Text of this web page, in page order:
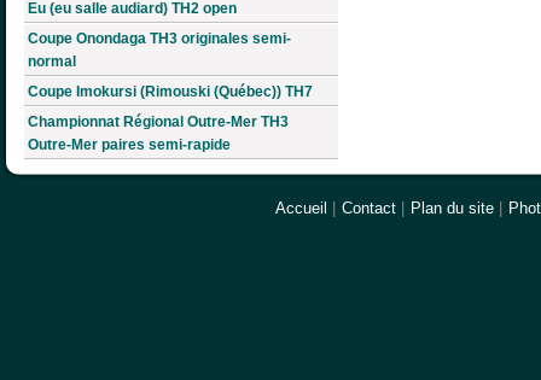
Eu (eu salle audiard) TH2 open
Coupe Onondaga TH3 originales semi-
normal
Coupe Imokursi (Rimouski (Québec)) TH7
Championnat Régional Outre-Mer TH3
Outre-Mer paires semi-rapide
Accueil Contact Plan du site